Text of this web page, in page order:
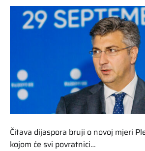
Čitava dijaspora bruji o novoj mjeri
kojom će svi povratnici…